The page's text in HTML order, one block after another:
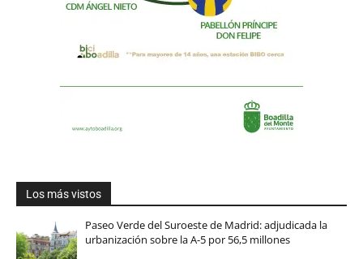
Los más vistos
Paseo Verde del Suroeste de Madrid: adjudicada la
urbanización sobre la A-5 por 56,5 millones